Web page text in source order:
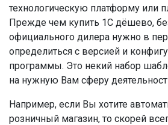
технологическую платформу или
Прежде чем купить 1С дёшево,
официального дилера нужно в
определиться с версией и
программы. Это некий набор
на нужную Вам сферу
Например, если Вы хотите
розничный магазин, то скорей